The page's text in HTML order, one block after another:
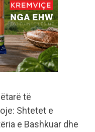
të
Shtetet e
e Bashkuar dhe